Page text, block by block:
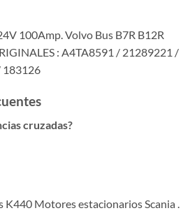
100Amp. Volvo Bus B7R B12R
: A4TA8591 / 21289221 /
183126
cruzadas?
K440 Motores estacionarios Scania .